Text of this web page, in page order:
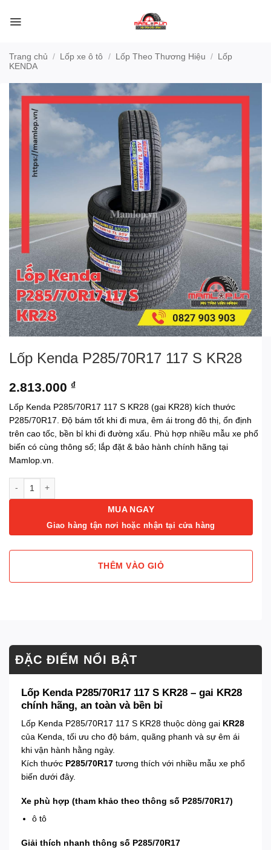
qua
Trang chủ / Lốp xe ô tô / Lốp Theo Thương Hiệu / Lốp
KENDA
Lốp Kenda P285/70R17 117 S KR28
2.813.000 ₫
Lốp Kenda P285/70R17 117 S KR28 (gai KR28) kích thước
P285/70R17. Độ bám tốt khi đi mưa, êm ái trong đô thị, ổn định
trên cao tốc, bền bỉ khi đi đường xấu. Phù hợp nhiều mẫu xe phổ
biến có cùng thông số; lắp đặt & bảo hành chính hãng tại
Mamlop.vn.
MUA NGAY
Giao hàng tận nơi hoặc nhận tại cửa hàng
THÊM VÀO GIỎ
ĐẶC ĐIỂM NỔI BẬT
Lốp Kenda P285/70R17 117 S KR28 – gai KR28
chính hãng, an toàn và bền bỉ
Lốp Kenda P285/70R17 117 S KR28 thuộc dòng gai KR28
của Kenda, tối ưu cho độ bám, quãng phanh và sự êm ái
khi vận hành hằng ngày.
Kích thước P285/70R17 tương thích với nhiều mẫu xe phổ
biến dưới đây.
Xe phù hợp (tham khảo theo thông số P285/70R17)
ô tô
Giải thích nhanh thông số P285/70R17